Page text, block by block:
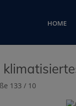
HOME
133 / 10